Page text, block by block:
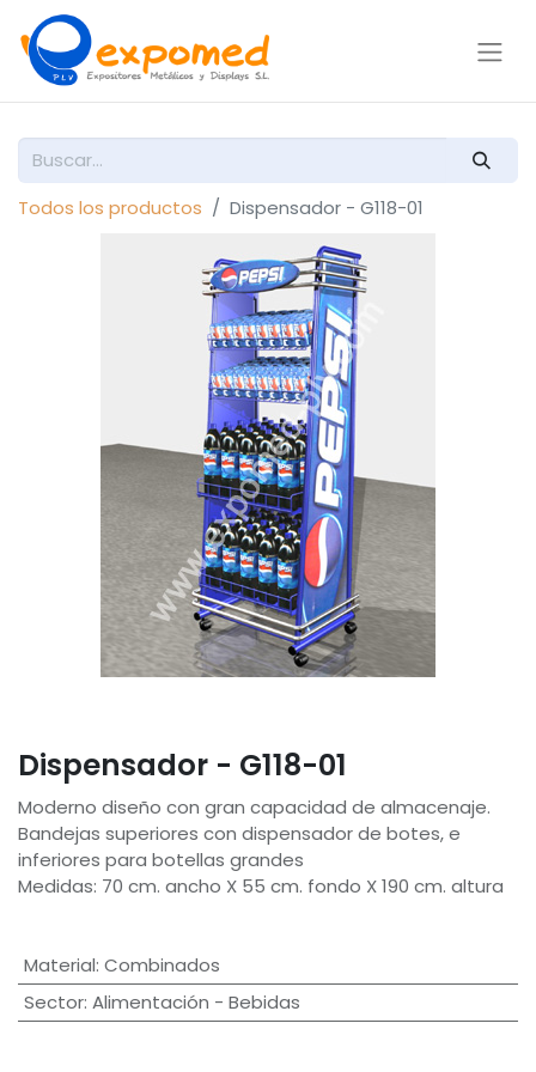
Todos los productos Dispensador - G118-01
Dispensador - G118-01
Moderno diseño con gran capacidad de almacenaje.
Bandejas superiores con dispensador de botes, e
inferiores para botellas grandes
Medidas: 70 cm. ancho X 55 cm. fondo X 190 cm. altura
Material: Combinados
Sector: Alimentación - Bebidas